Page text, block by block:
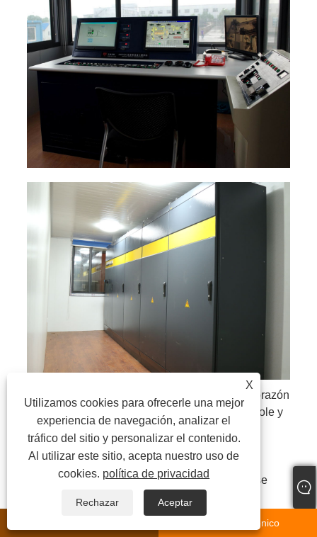
El sistema de control por computadora es el corazón
de toda la Planta Mezcladora de Asfalto. Controle y
monitoree automáticamente el sistema, todo el
proceso de producción podría mostrarse y
controlarse en la sala de control.
Sistema de autodiagnóstico, cualquier avería se
mostrará en pantalla de forma automática.
Puede almacenar más de 1000 recetas y datos de
producción diaria durante un año; Puede analizar y
X
Utilizamos cookies para ofrecerle una mejor
experiencia de navegación, analizar el
tráfico del sitio y personalizar el contenido.
Al utilizar este sitio, acepta nuestro uso de
cookies. política de privacidad
Rechazar
Aceptar
Correo electrónico